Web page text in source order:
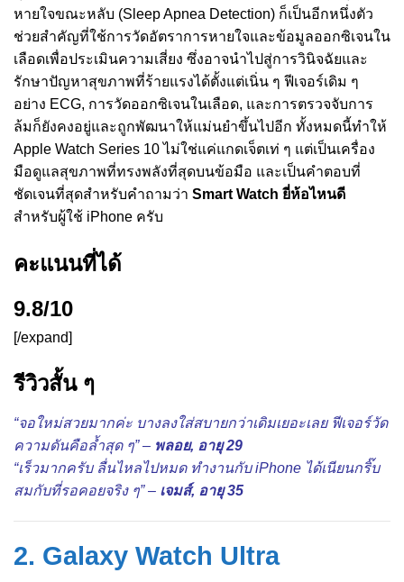
หายใจขณะหลับ (Sleep Apnea Detection) ก็เป็นอีกหนึ่งตัว
ช่วยสำคัญที่ใช้การวัดอัตราการหายใจและข้อมูลออกซิเจนใน
เลือดเพื่อประเมินความเสี่ยง ซึ่งอาจนำไปสู่การวินิจฉัยและ
รักษาปัญหาสุขภาพที่ร้ายแรงได้ตั้งแต่เนิ่น ๆ ฟีเจอร์เดิม ๆ
อย่าง ECG, การวัดออกซิเจนในเลือด, และการตรวจจับการ
ล้มก็ยังคงอยู่และถูกพัฒนาให้แม่นยำขึ้นไปอีก ทั้งหมดนี้ทำให้
Apple Watch Series 10 ไม่ใช่แค่แกดเจ็ตเท่ ๆ แต่เป็นเครื่อง
มือดูแลสุขภาพที่ทรงพลังที่สุดบนข้อมือ และเป็นคำตอบที่
ชัดเจนที่สุดสำหรับคำถามว่า Smart Watch ยี่ห้อไหนดี
สำหรับผู้ใช้ iPhone ครับ
คะแนนที่ได้
9.8/10
[/expand]
รีวิวสั้น ๆ
“จอใหม่สวยมากค่ะ บางลงใส่สบายกว่าเดิมเยอะเลย ฟีเจอร์วัด
ความดันคือล้ำสุด ๆ” – พลอย, อายุ 29
“เร็วมากครับ ลื่นไหลไปหมด ทำงานกับ iPhone ได้เนียนกริ๊บ
สมกับที่รอคอยจริง ๆ” – เจมส์, อายุ 35
2. Galaxy Watch Ultra